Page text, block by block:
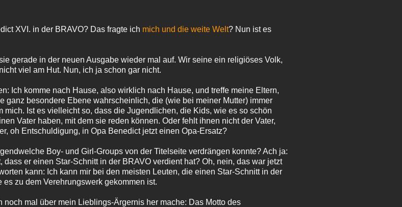
XVI. in der BRAVO? Das fragte ich mich und die weite Welt? Nun ist es
gerade in der neuen Ausgabe wieder mal auf. Wir seine ein religiöses Volk,
viel am Hut. Nun, ich ja schon gar nicht.
Ich komme nach Hause, also wirklich nach Hause, und treffe meine Eltern,
ganz besondere Ebene wahrscheinlich, die (wie bei meiner Mutter) immer
mich. Ist es vielleicht so, dass die Jugendlichen, die Kids, wie es so schön
Vater haben, mit dem sie reden können. Oder fehlt ihnen nicht der Vater,
oh Entschuldigung, in Opa Benedict jetzt einen Opa-Ersatz?
Boy- und Girl-Groups von der Titelseite verdrängen konnte? Ach ja:
er einen Star-Schnitt in der BRAVO verdient hat? Oh, nein, das war jetzt
kann: Ich kann mir bei den meisten Leuten, die einen Star-Schnitt in der
zu dem Verehrungswerk gekommen ist.
mal über mein Lieblings-Ärgernis her mache: Das Motto des